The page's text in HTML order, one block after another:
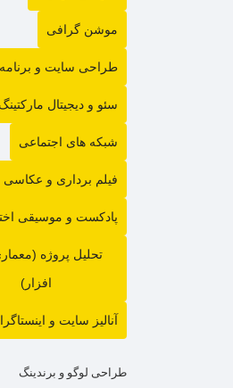
موشن گرافی
طراحی سایت و
سئو و دیجیتال مارکتینگ
شبکه های اجتماعی
فیلم برداری و عکاسی
پادکست و موسیقی
تحلیل پروژه
افزار)
آنالیز سایت و
طراحی لوگو و برندینگ